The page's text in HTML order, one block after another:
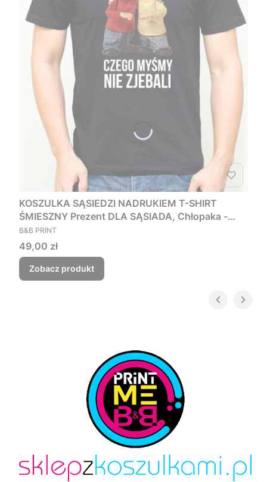
KOSZULKA SĄSIEDZI NADRUKIEM T-SHIRT
ŚMIESZNY Prezent DLA SĄSIADA, Chłopaka -
Czego myśmy nie zjebali
PRODUCENT
B&B PRINT
Cena
49,00 zł
Zobacz produkt